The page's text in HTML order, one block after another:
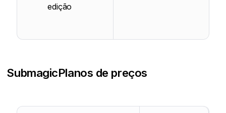
edição
SubmagicPlanos de preços